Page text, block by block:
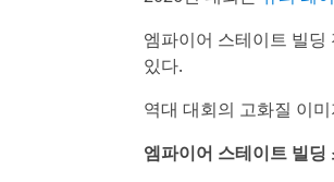
엠파이어 스테이트 빌
있다.
역대 대회의 고화질 이
엠파이어 스테이트 빌딩